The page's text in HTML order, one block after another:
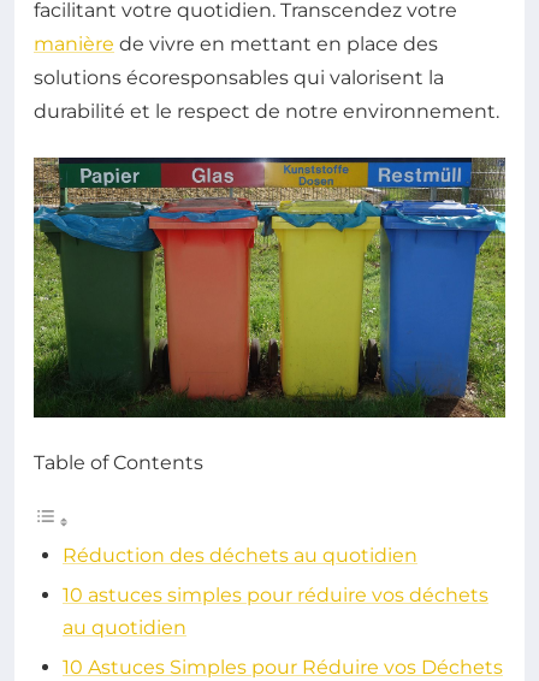
facilitant votre quotidien. Transcendez votre
manière de vivre en mettant en place des
solutions écoresponsables qui valorisent la
durabilité et le respect de notre environnement.
Table of Contents
Réduction des déchets au quotidien
10 astuces simples pour réduire vos déchets
au quotidien
10 Astuces Simples pour Réduire vos Déchets